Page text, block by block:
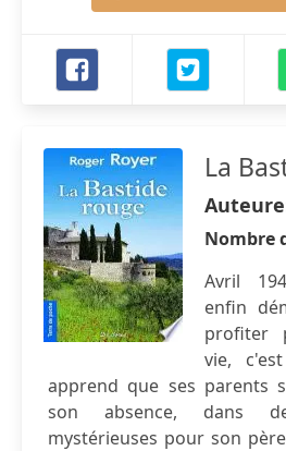
La
Nombre
Avril
enfin
profiter
vie,
apprend que ses parents
son absence, dans
mystérieuses pour son